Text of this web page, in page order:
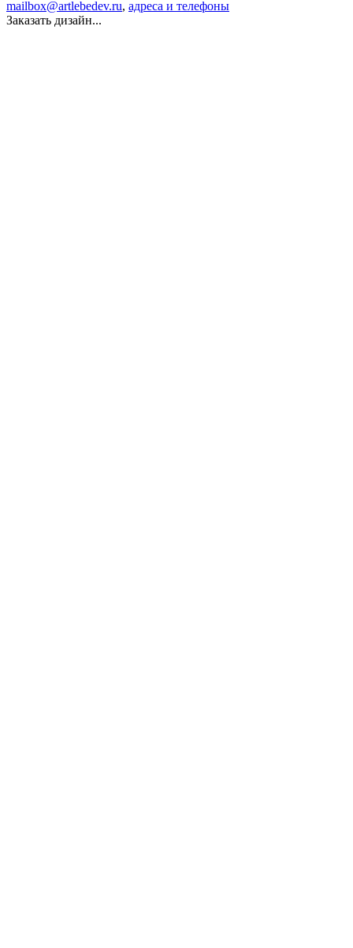
mailbox@artlebedev.ru, адреса и телефоны
Заказать дизайн...